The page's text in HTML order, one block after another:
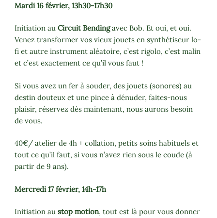
Mardi 16 février, 13h30-17h30
Initiation au Circuit Bendingavec Bob. Et oui, et oui.
Venez transformer vos vieux jouets en synthétiseur lo-
fi et autre instrument aléatoire, c’est rigolo, c’est malin
et c’est exactement ce qu’il vous faut !
Si vous avez un fer à souder, des jouets (sonores) au
destin douteux et une pince à dénuder, faites-nous
plaisir, réservez dès maintenant, nous aurons besoin
de vous.
40€/ atelier de 4h + collation, petits soins habituels et
tout ce qu’il faut, si vous n’avez rien sous le coude (à
partir de 9 ans).
Mercredi 17 février, 14h-17h
Initiation au stop motion, tout est là pour vous donner